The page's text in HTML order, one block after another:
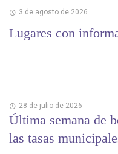
3 de agosto de 2026
Lugares con
28 de julio de 2026
Última semana de
las tasas